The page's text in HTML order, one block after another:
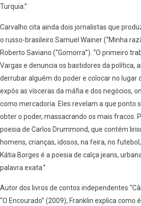
Turquia.”
Carvalho cita ainda dois jornalistas que
o russo-brasileiro Samuel Wainer (“Minha
Roberto Saviano (“Gomorra”). “O primeiro
Vargas e denuncia os bastidores da política,
derrubar alguém do poder e colocar no lugar
expôs as vísceras da máfia e dos negócios,
como mercadoria. Eles revelam a que ponto
obter o poder, massacrando os mais fracos.
poesia de Carlos Drummond, que contém
homens, crianças, idosos, na feira, no
Kátia Borges é a poesia de calça jeans,
palavra exata.”
Autor dos livros de contos independentes
“O Encourado” (2009), Franklin explica como